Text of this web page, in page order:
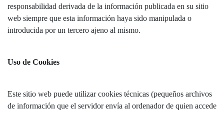
responsabilidad derivada de la información publicada en su sitio
web siempre que esta información haya sido manipulada o
introducida por un tercero ajeno al mismo.
Uso de Cookies
Este sitio web puede utilizar cookies técnicas (pequeños archivos
de información que el servidor envía al ordenador de quien accede